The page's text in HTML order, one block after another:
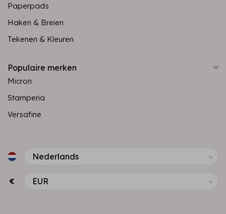
Paperpads
Haken & Breien
Tekenen & Kleuren
Populaire merken
Micron
Stamperia
Versafine
€